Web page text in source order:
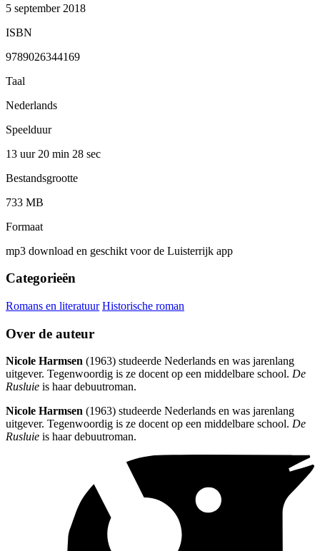
5 september 2018
ISBN
9789026344169
Taal
Nederlands
Speelduur
13 uur 20 min 28 sec
Bestandsgrootte
733 MB
Formaat
mp3 download en geschikt voor de Luisterrijk app
Categorieën
Romans en literatuur Historische roman
Over de auteur
Nicole Harmsen (1963) studeerde Nederlands en was jarenlang
uitgever. Tegenwoordig is ze docent op een middelbare school. De
Rusluie is haar debuutroman.
Nicole Harmsen (1963) studeerde Nederlands en was jarenlang
uitgever. Tegenwoordig is ze docent op een middelbare school. De
Rusluie is haar debuutroman.